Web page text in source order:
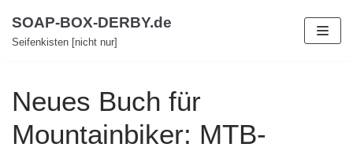
Zum
Inhalt
SOAP-BOX-DERBY.de
Seifenkisten [nicht nur]
Neues Buch für
Mountainbiker: MTB-